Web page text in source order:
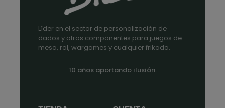
Líder en el sector de personalización de
dados y otros componentes para juegos de
mesa, rol, wargames y cualquier frikada.
10 años aportando ilusión.